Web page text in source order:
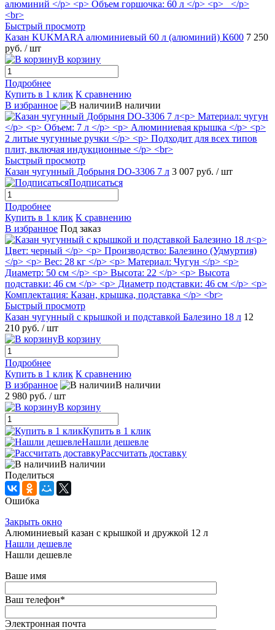
Быстрый просмотр
Казан KUKMARA алюминиевый 60 л (алюминий) К600 7 250
руб. / шт
В корзину
Подробнее
Купить в 1 клик К сравнению
В избранное
В наличии
Быстрый просмотр
Казан чугунный Добрыня DO-3306 7 л 3 007 руб. / шт
Подписаться
Подробнее
Купить в 1 клик К сравнению
В избранное Под заказ
Быстрый просмотр
Казан чугунный с крышкой и подставкой Балезино 18 л 12
210 руб. / шт
В корзину
Подробнее
Купить в 1 клик К сравнению
В избранное
В наличии
2 980 руб. / шт
В корзину
Купить в 1 клик
Нашли дешевле
Рассчитать доставку
В наличии
Поделиться
Ошибка
Закрыть окно
Алюминиевый казан с крышкой и дружкой 12 л
Нашли дешевле
Нашли дешевле
Ваше имя
Ваш телефон*
Электронная почта